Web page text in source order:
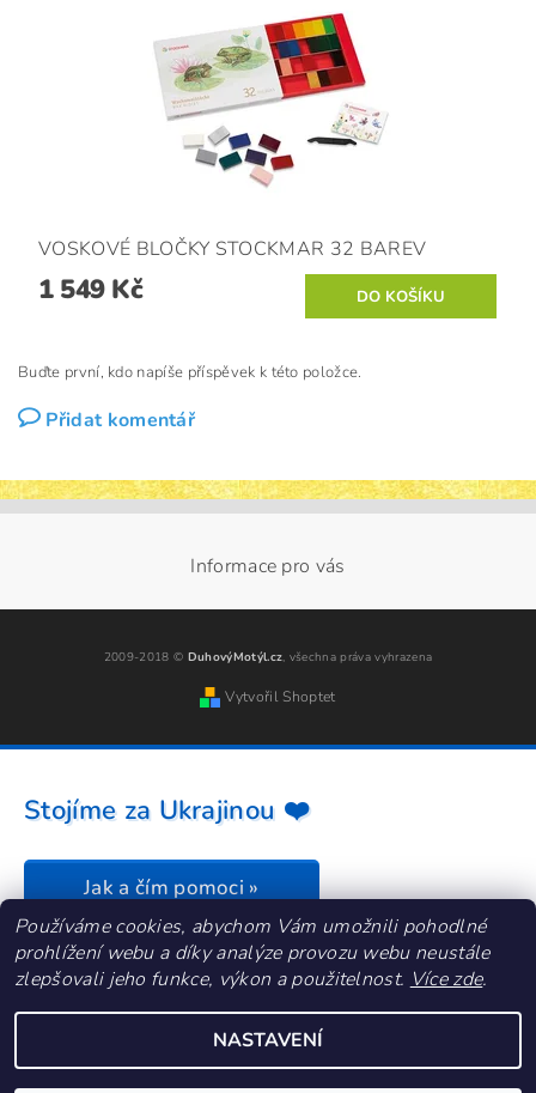
VOSKOVÉ BLOČKY STOCKMAR 32 BAREV
1 549 Kč
Buďte první, kdo napíše příspěvek k této položce.
Přidat komentář
Informace pro vás
2009-2018 © DuhovýMotýl.cz, všechna práva vyhrazena
Vytvořil Shoptet
Používáme cookies, abychom Vám umožnili pohodlné
prohlížení webu a díky analýze provozu webu neustále
zlepšovali jeho funkce, výkon a použitelnost. Více zde.
NASTAVENÍ
Stojíme za Ukrajinou ❤️
Jak a čím pomoci »